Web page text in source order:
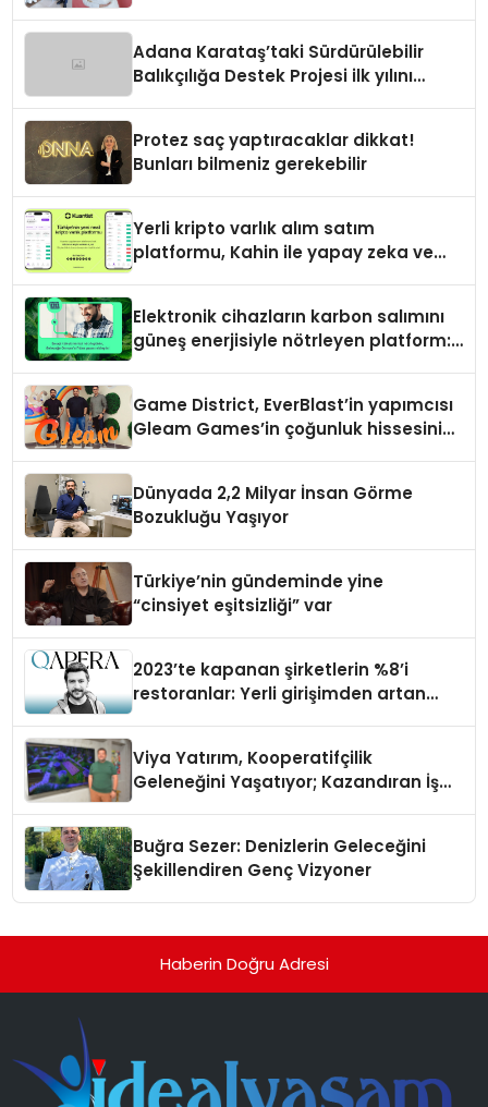
Adana Karataş’taki Sürdürülebilir
Balıkçılığa Destek Projesi ilk yılını
Protez saç yaptıracaklar dikkat!
Bunları bilmeniz gerekebilir
Yerli kripto varlık alım satım
platformu, Kahin ile yapay zeka ve
Elektronik cihazların karbon salımını
güneş enerjisiyle nötrleyen platform:
Game District, EverBlast’in yapımcısı
Gleam Games’in çoğunluk hissesini
Dünyada 2,2 Milyar İnsan Görme
Bozukluğu Yaşıyor
Türkiye’nin gündeminde yine
“cinsiyet eşitsizliği” var
2023’te kapanan şirketlerin %8’i
restoranlar: Yerli girişimden artan
Viya Yatırım, Kooperatifçilik
Geleneğini Yaşatıyor; Kazandıran İş
Buğra Sezer: Denizlerin Geleceğini
Şekillendiren Genç Vizyoner
Haberin Doğru Adresi